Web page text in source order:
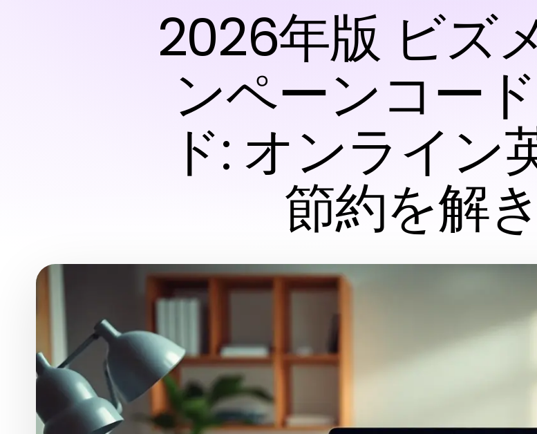
2026年版 ビズ
ンペーンコー
ド: オンライン
節約を解